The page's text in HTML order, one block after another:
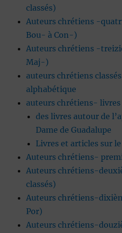
classés)
Auteurs chrétiens -
Bou- à Con-)
Auteurs chrétiens -
Maj-)
auteurs chrétiens
alphabétique
auteurs chrétiens- livres
des livres autour de
Dame de Guadalupe
Livres et articles sur
Auteurs chrétiens-
Auteurs chrétiens-
classés)
Auteurs chrétiens-
Por)
Auteurs chrétiens-